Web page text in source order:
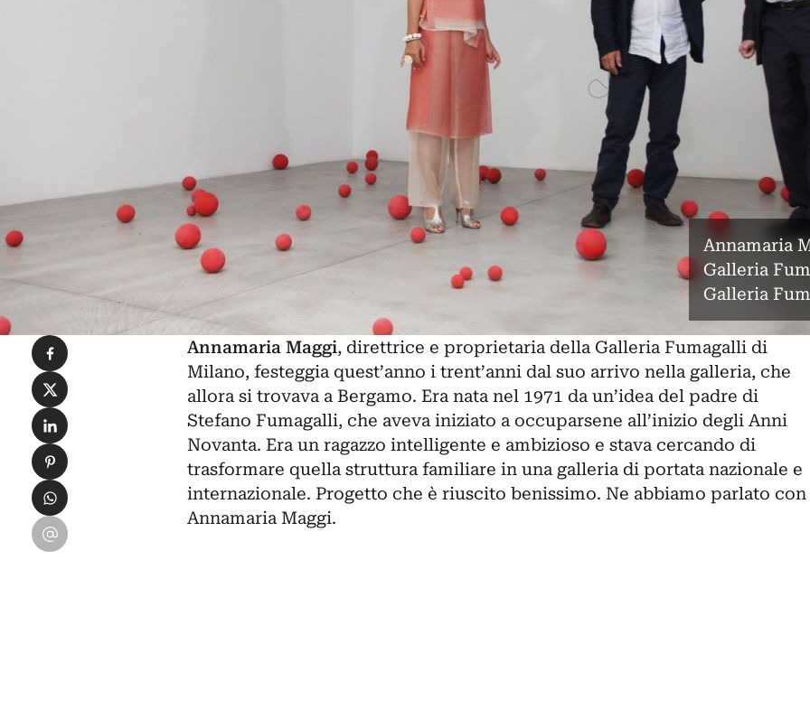
Annamaria
Galleria
Galleria
Annamaria Maggi, direttrice e proprietaria della Galleria Fumagallidi
Milano, festeggia quest’anno i trent’anni dal suo arrivo nella galleria, che
allora si trovava a Bergamo. Era nata nel 1971 da un’idea del padre di
Stefano Fumagalli, che aveva iniziato a occuparsene all’inizio degli Anni
Novanta. Era un ragazzo intelligente e ambizioso e stava cercando di
trasformare quella struttura familiare in una galleria di portata nazionale e
internazionale. Progetto che è riuscito benissimo. Ne abbiamo parlato con
Annamaria Maggi.
Condividi su Facebook
Condividi su X
Condividi su LinkedIn
Condividi su Pinterest
Condividi su WhatsApp
Condividi su Email